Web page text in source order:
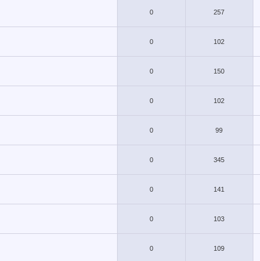
0
257
0
102
0
150
0
102
0
99
0
345
0
141
0
103
0
109